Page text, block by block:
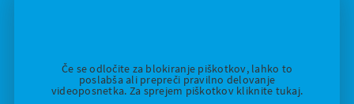
Če se odločite za blokiranje piškotkov, lahko to
poslabša ali prepreči pravilno delovanje
videoposnetka. Za sprejem piškotkov kliknite tukaj.